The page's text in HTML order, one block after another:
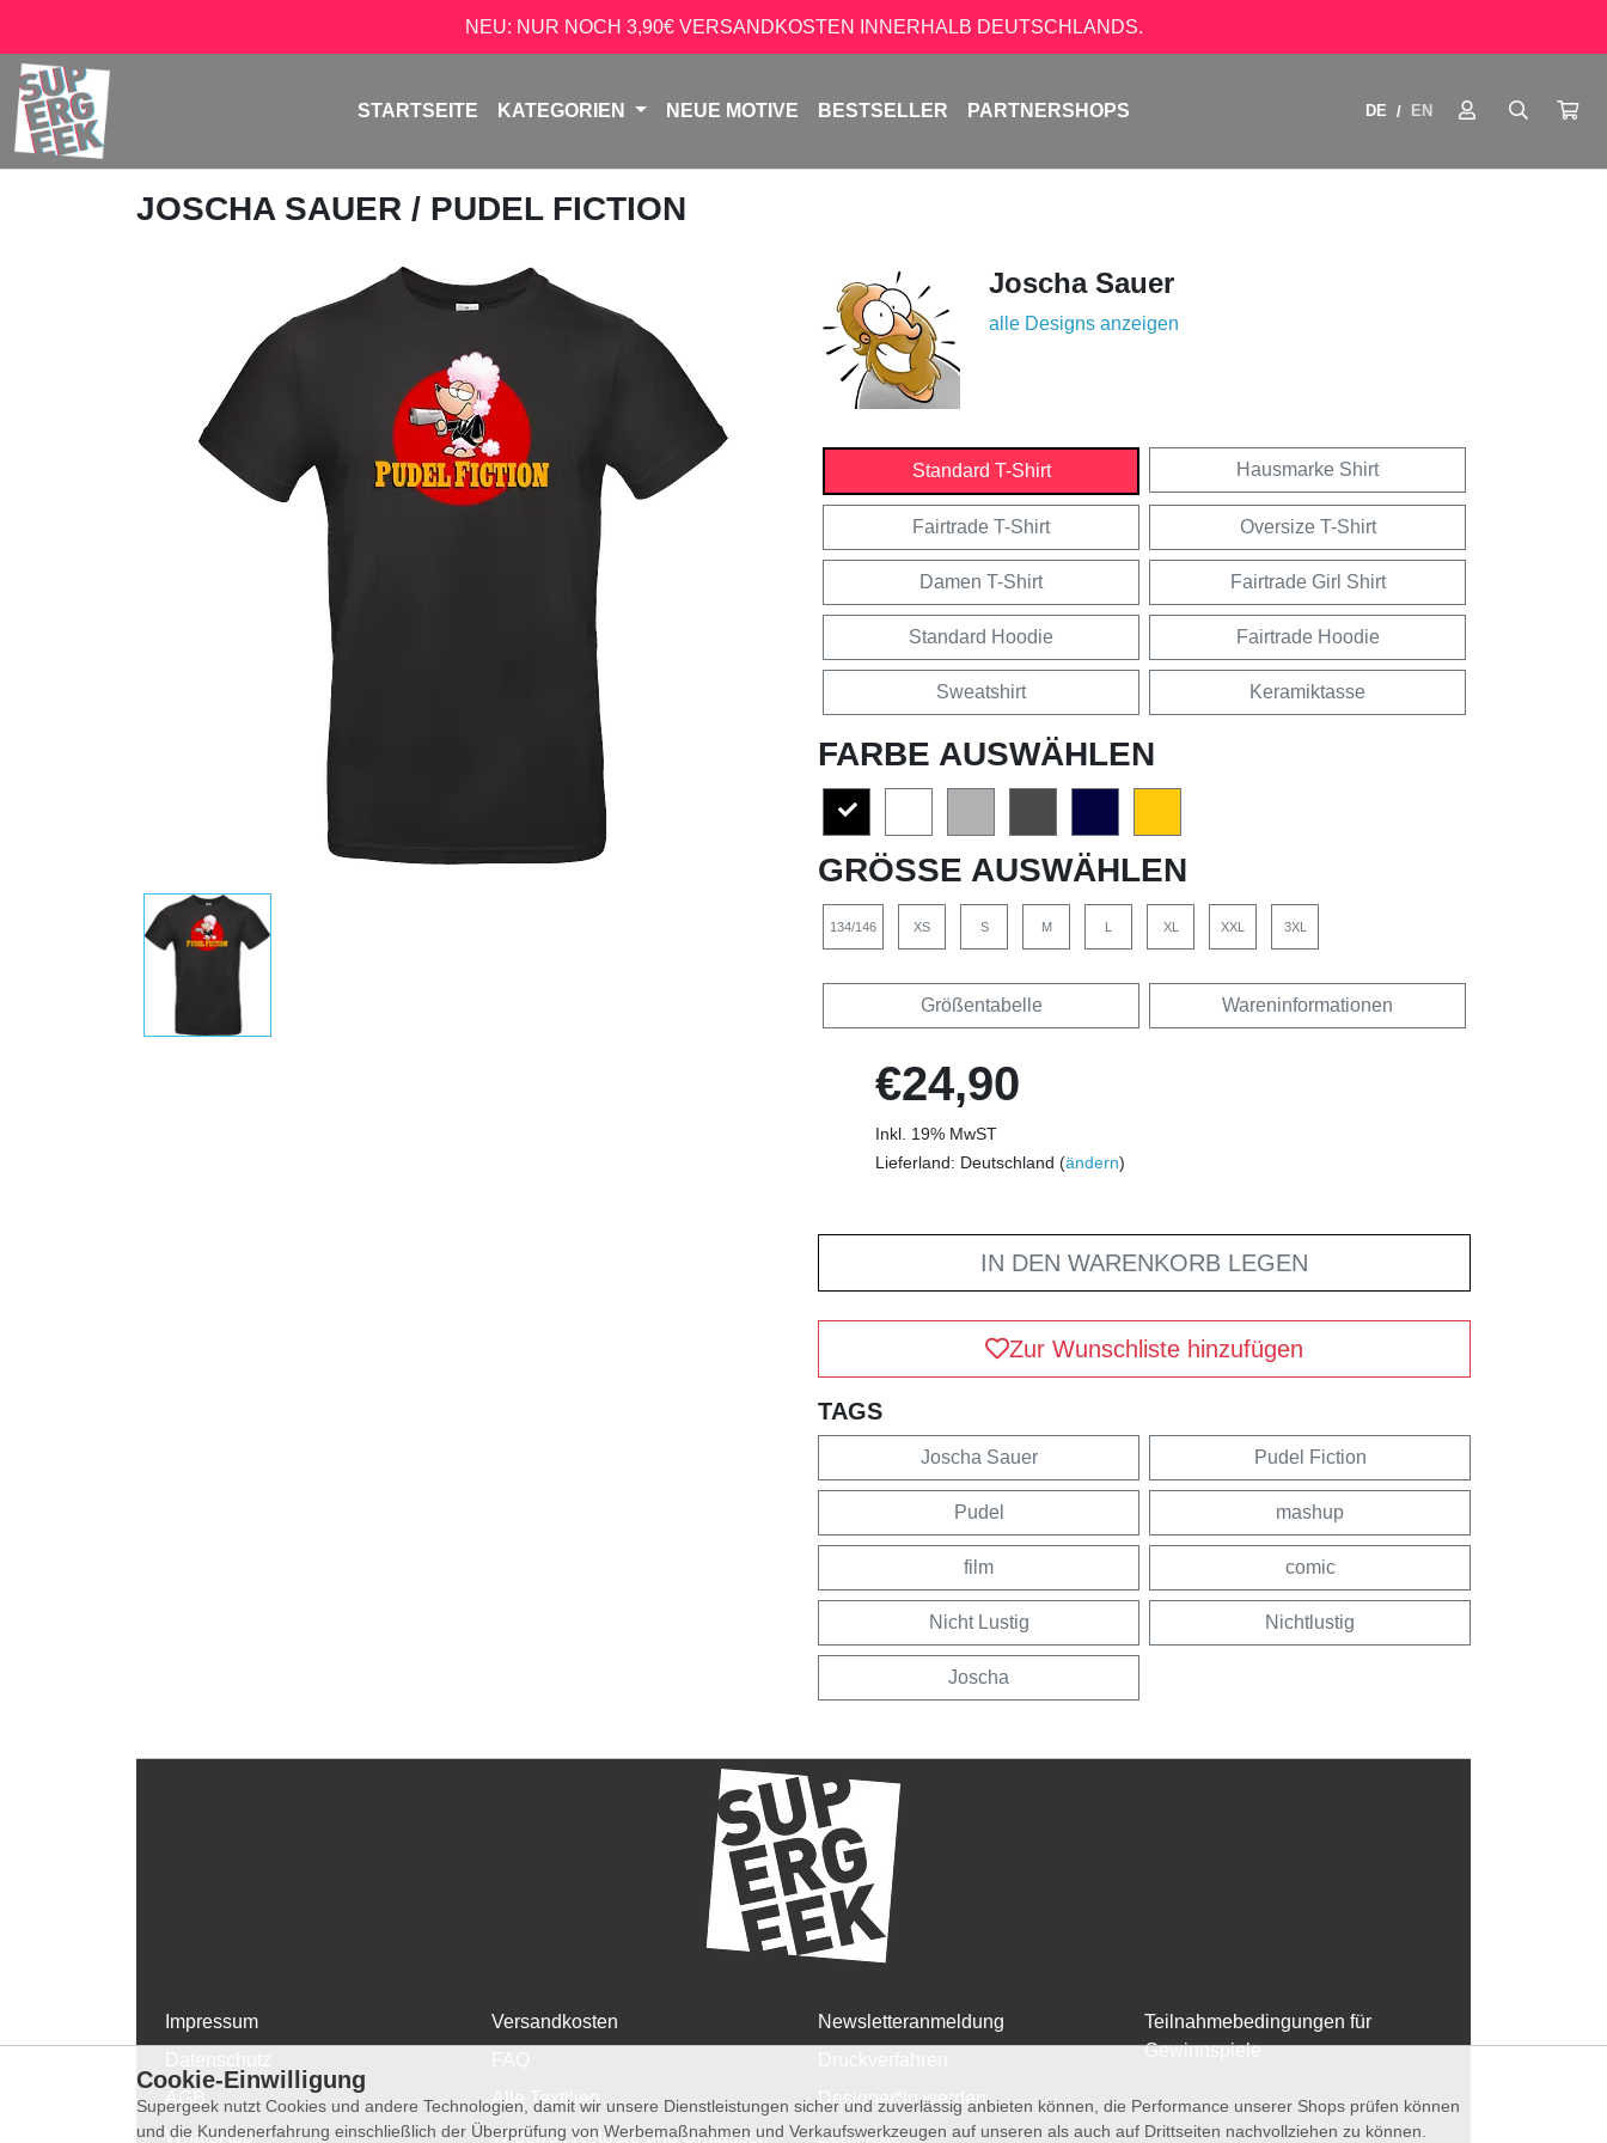
NEU: NUR NOCH 3,90€ VERSANDKOSTEN INNERHALB DEUTSCHLANDS.
STARTSEITE KATEGORIEN NEUE MOTIVE BESTSELLER PARTNERSHOPS DE / EN
JOSCHA SAUER / PUDEL FICTION
Joscha Sauer
alle Designs anzeigen
Standard T-Shirt Hausmarke Shirt
Fairtrade T-Shirt Oversize T-Shirt
Damen T-Shirt Fairtrade Girl Shirt
Standard Hoodie Fairtrade Hoodie
Sweatshirt Keramiktasse
FARBE AUSWÄHLEN
GRÖSSE AUSWÄHLEN
134/146 XS S M L XL XXL 3XL
Größentabelle Wareninformationen
€24,90
Inkl. 19% MwST
Lieferland: Deutschland (ändern)
IN DEN WARENKORB LEGEN
Zur Wunschliste hinzufügen
TAGS
Joscha Sauer Pudel Fiction
Pudel mashup
film comic
Nicht Lustig Nichtlustig
Joscha
Impressum
WhatsApp
Versandkosten
Alle Textilien
Widerruf, Retoure und Umtausch
Newsletteranmeldung
Designer*in werden
Zertifikate
Teilnahmebedingungen für
Gewinnspiele
Cookie-Einwilligung
Supergeek nutzt Cookies und andere Technologien, damit wir unsere Dienstleistungen sicher und zuverlässig anbieten können, die Performance unserer Shops prüfen können
und die Kundenerfahrung einschließlich der Überprüfung von Werbemaßnahmen und Verkaufswerkzeugen auf unseren als auch auf Drittseiten nachvollziehen zu können.